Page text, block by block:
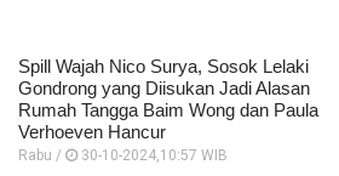
Spill Wajah Nico Surya, Sosok Lelaki
Gondrong yang Diisukan Jadi Alasan
Rumah Tangga Baim Wong dan Paula
Verhoeven Hancur
Rabu / 30-10-2024,10:57 WIB